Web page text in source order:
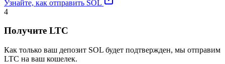
Узнайте, как отправить SOL
4
Получите LTC
Как только ваш депозит SOL будет подтвержден, мы отправим
LTC на ваш кошелек.